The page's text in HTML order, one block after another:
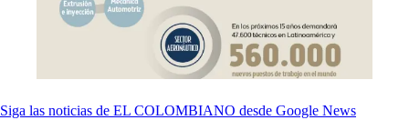
Siga las noticias de EL COLOMBIANO desde Google News